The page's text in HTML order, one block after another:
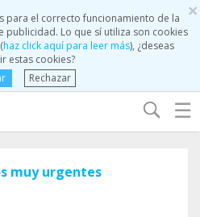
×
para el correcto funcionamiento de la
publicidad. Lo que sí utiliza son cookies
haz click aquí para leer más), ¿deseas
estas cookies?
Rechazar
☰
muy urgentes